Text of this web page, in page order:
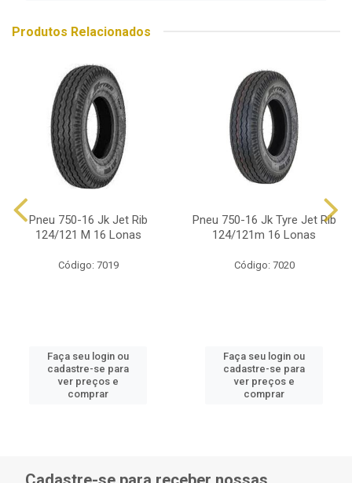
Produtos Relacionados
Pneu 750-16 Jk Jet Rib
124/121 M 16 Lonas
Código: 7019
Faça seu login ou
cadastre-se para
ver preços e
comprar
Pneu 750-16 Jk Tyre Jet Rib
124/121m 16 Lonas
Código: 7020
Faça seu login ou
cadastre-se para
ver preços e
comprar